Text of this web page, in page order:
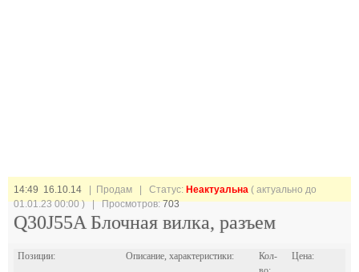
14:49 16.10.14 | Продам | Статус: Неактуальна ( актуально до
01.01.23 00:00 ) | Просмотров:703
Q30J55A Блочная вилка, разъем
Позиции: Описание, характеристики:
Кол-
Цена: